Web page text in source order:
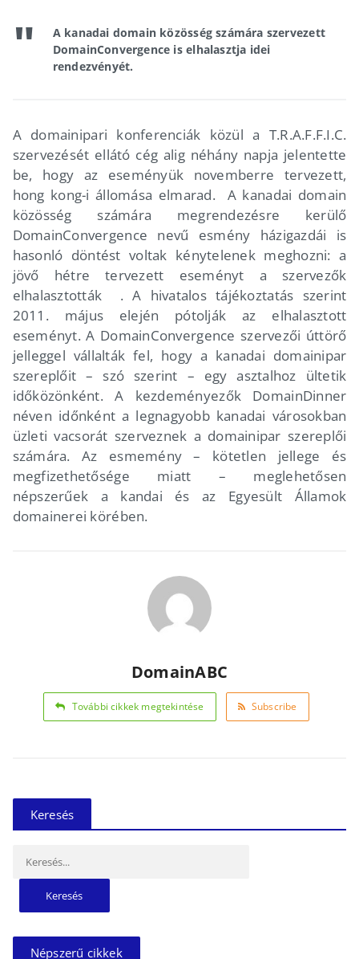
A kanadai domain közösség számára szervezett
DomainConvergence is elhalasztja idei
rendezvényét.
A domainipari konferenciák közül a T.R.A.F.F.I.C.
szervezését ellátó cég alig néhány napja jelentette
be, hogy az eseményük novemberre tervezett,
hong kong-i állomása elmarad. A kanadai domain
közösség számára megrendezésre kerülő
DomainConvergence nevű esmény házigazdái is
hasonló döntést voltak kénytelenek meghozni: a
jövő hétre tervezett eseményt a szervezők
elhalasztották . A hivatalos tájékoztatás szerint
2011. május elején pótolják az elhalasztott
eseményt. A DomainConvergence szervezői úttörő
jelleggel vállalták fel, hogy a kanadai domainipar
szereplőit – szó szerint – egy asztalhoz ültetik
időközönként. A kezdeményezők DomainDinner
néven időnként a legnagyobb kanadai városokban
üzleti vacsorát szerveznek a domainipar szereplői
számára. Az esmemény – kötetlen jellege és
megfizethetősége miatt – meglehetősen
népszerűek a kandai és az Egyesült Államok
domainerei körében.
DomainABC
További cikkek megtekintése Subscribe
Keresés
Népszerű cikkek